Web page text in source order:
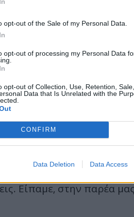
opt-out of the Sale of my Personal Data.
opt-out of processing my Personal Data
opt-out of Collection, Use, Retention,
Data that Is Unrelated with the
CONFIRM
Data Deletion Data Access
και συλλαβές, τη
μάλλον στον εσπερινό,
η ζωή της, σπαταλημένη
από την απώλεια του
απάντηση,
λέξεις τα δάκρυα.
της παντοτεινής του
Είπαμε, στην παρέα